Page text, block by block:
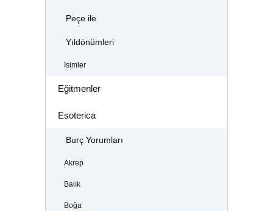
Peçe ile
Yıldönümleri
İsimler
Eğitmenler
Esoterica
Burç Yorumları
Akrep
Balık
Boğa